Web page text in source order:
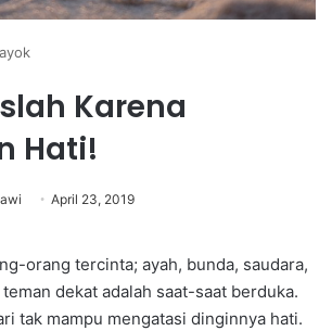
Karena
Hati!
April 23, 2019
orang tercinta; ayah, bunda, saudara,
dekat adalah saat-saat berduka.
tak mampu mengatasi dinginnya hati.